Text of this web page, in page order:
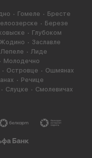
Гомеле
Бресте
Березе
Глубоком
Жодино
Заславле
Лепеле
Лиде
Молодечно
Островце
Ошмянах
Речице
Слуцке
Смолевичах